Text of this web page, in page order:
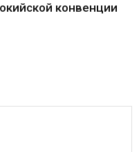
конвенции